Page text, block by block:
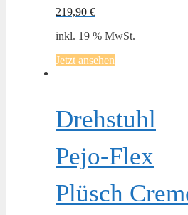
219,90 €
inkl. 19 % MwSt.
Jetzt ansehen
Drehstuhl
Pejo-Flex
Plüsch